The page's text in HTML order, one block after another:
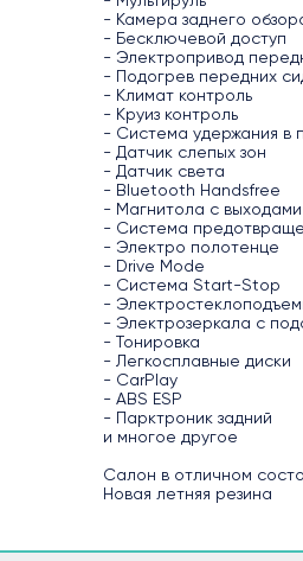
- Камера заднего
- Бесключевой доступ
- Электропривод
- Подогрев передних
- Климат контроль
- Круиз контроль
- Система удержания в
- Датчик слепых зон
- Датчик света
- Bluetooth Handsfree
- Магнитола с выходами
- Система
- Электро полотенце
- Drive Mode
- Система Start-Stoр
-
- Электрозеркала с
- Тонировка
- Легкосплавные диски
- CarPlay
- ABS ESP
- Парктроник задний
и многое другое
Салон в отличном
Новая летняя резина